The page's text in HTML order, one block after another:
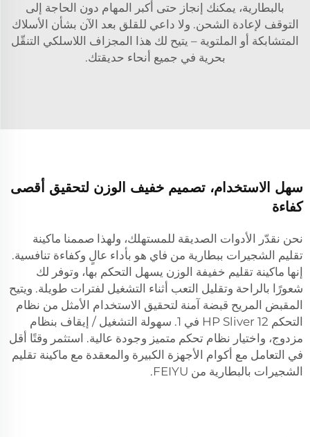
بالبطارية، يمكنك إنجاز حتى أكبر المهام دون الحاجة إلى
التوقف لإعادة الشحن. ولا داعي للقلق بعد الآن بشأن الأسلاك
المتشابكة أو الملتوية – يتيح لك هذا المجزاف اللاسلكي التنقّل
بحرية في جميع أنحاء حديقتك.
سهل الاستخدام، تصميم خفيف الوزن لتحقيق أقصى
كفاءة
نحن نقدّر الأدوات الصديقة للمستهلك، ولهذا صممنا ماكينة
تقليم الشجيرات ببطارية من فاي هو بأداء عالٍ وكفاءة تنافسية.
إنها ماكينة تقليم خفيفة الوزن يسهل التحكم بها، وتوفر لك
شعورًا بالراحة وتقليل التعب أثناء التشغيل لفترات طويلة. ويتيح
المقبض المريح قبضة آمنة لتحقيق الاستخدام الأمثل من نظام
التحكم HP Sliver 12 في 1. سهولة التشغيل / إيقاف بنظام
مزدوج، واختيار نظام تحكم متميز وجودة عالية. استثمر وقتًا أقل
في التعامل مع أكوام الأجهزة الكبيرة والمعقدة مع ماكينة تقليم
الشجيرات بالبطارية من FEIYU.